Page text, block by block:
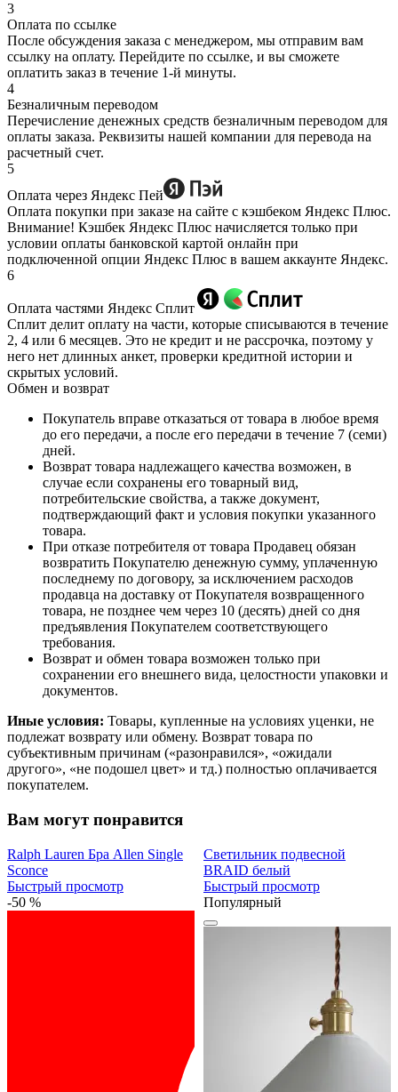
3
Оплата по ссылке
После обсуждения заказа с менеджером, мы отправим вам
ссылку на оплату. Перейдите по ссылке, и вы сможете
оплатить заказ в течение 1-й минуты.
4
Безналичным переводом
Перечисление денежных средств безналичным переводом для
оплаты заказа. Реквизиты нашей компании для перевода на
расчетный счет.
5
Оплата через Яндекс Пей
Оплата покупки при заказе на сайте с кэшбеком Яндекс Плюс.
Внимание! Кэшбек Яндекс Плюс начисляется только при
условии оплаты банковской картой онлайн при
подключенной опции Яндекс Плюс в вашем аккаунте Яндекс.
6
Оплата частями Яндекс Сплит
Сплит делит оплату на части, которые списываются в течение
2, 4 или 6 месяцев. Это не кредит и не рассрочка, поэтому у
него нет длинных анкет, проверки кредитной истории и
скрытых условий.
Обмен и возврат
Покупатель вправе отказаться от товара в любое время
до его передачи, а после его передачи в течение 7 (семи)
дней.
Возврат товара надлежащего качества возможен, в
случае если сохранены его товарный вид,
потребительские свойства, а также документ,
подтверждающий факт и условия покупки указанного
товара.
При отказе потребителя от товара Продавец обязан
возвратить Покупателю денежную сумму, уплаченную
последнему по договору, за исключением расходов
продавца на доставку от Покупателя возвращенного
товара, не позднее чем через 10 (десять) дней со дня
предъявления Покупателем соответствующего
требования.
Возврат и обмен товара возможен только при
сохранении его внешнего вида, целостности упаковки и
документов.
Иные условия: Товары, купленные на условиях уценки, не
подлежат возврату или обмену. Возврат товара по
субъективным причинам («разонравился», «ожидали
другого», «не подошел цвет» и тд.) полностью оплачивается
покупателем.
Вам могут понравится
Ralph Lauren Бра Allen Single
Sconce
Быстрый просмотр
-50 %
Светильник подвесной
BRAID белый
Быстрый просмотр
Популярный